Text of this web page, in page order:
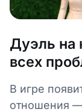
Дуэль на
всех
В игре
отношения —